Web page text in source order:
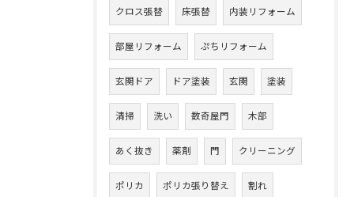
クロス張替 床張替 内装リフォーム
部屋リフォーム ぷちリフォーム
玄関ドア ドア塗装 玄関 塗装
清掃 洗い 数奇屋門 木部
あく抜き 薬剤 門 クリーニング
ポリカ ポリカ張り替え 割れ